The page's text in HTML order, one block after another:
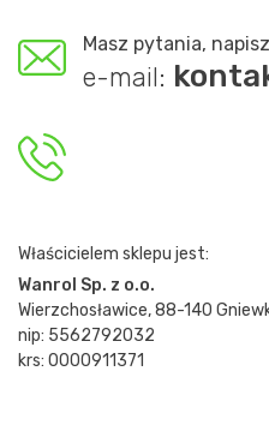
Masz pytania,
e-mail:
Właścicielem sklepu jest:
Wanrol Sp. z o.o.
Wierzchosławice, 88-140
nip: 5562792032
krs: 0000911371